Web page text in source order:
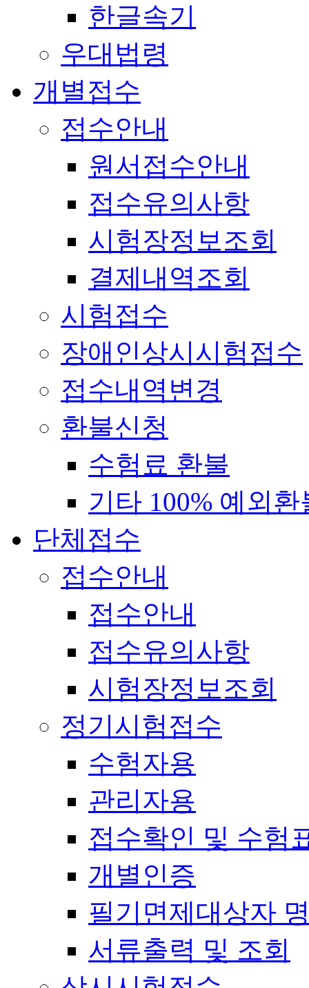
한글속기
우대법령
개별접수
접수안내
원서접수안내
접수유의사항
시험장정보조회
결제내역조회
시험접수
장애인상시시험접수
접수내역변경
환불신청
수험료 환불
기타 100% 예외환
단체접수
접수안내
접수안내
접수유의사항
시험장정보조회
정기시험접수
수험자용
관리자용
접수확인 및 수험
개별인증
필기면제대상자
서류출력 및 조회